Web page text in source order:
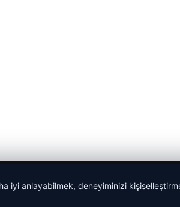
iyi anlayabilmek, deneyiminizi